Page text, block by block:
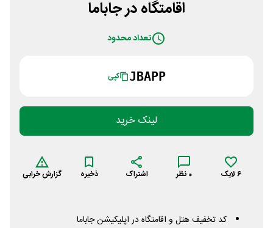
اقامتگاه در جاباما
تعداد محدود
JBAPP کپی
لینک خرید
6 لایک 0 نظر اشتراک ذخیره گزارش خرابی
کد تخفیف هتل و اقامتگاه در اپلیکیشن جاباما